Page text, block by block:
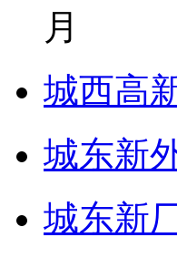
月
城西高
城东新
城东新